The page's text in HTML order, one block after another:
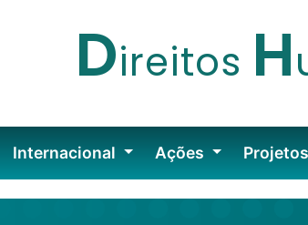
Direitos H
Internacional Ações